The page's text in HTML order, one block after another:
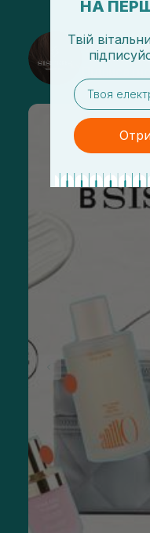
НА
Твій
email